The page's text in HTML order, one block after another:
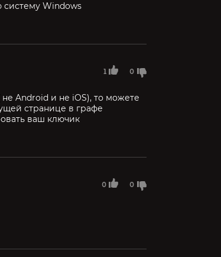
систему Windows
1 0
Android и не iOS), то можете
странице в графе
ваш ключик
0 0